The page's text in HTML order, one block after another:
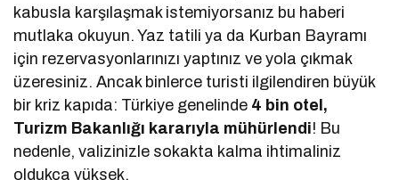
kabusla karşılaşmak istemiyorsanız bu haberi
mutlaka okuyun. Yaz tatili ya da Kurban Bayramı
için rezervasyonlarınızı yaptınız ve yola çıkmak
üzeresiniz. Ancak binlerce turisti ilgilendiren büyük
bir kriz kapıda: Türkiye genelinde 4 bin otel,
Turizm Bakanlığı kararıyla mühürlendi! Bu
nedenle, valizinizle sokakta kalma ihtimaliniz
oldukça yüksek.